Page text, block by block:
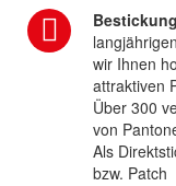
wir Ihnen
attraktiven
Über 300
von
Als
bzw. Patch